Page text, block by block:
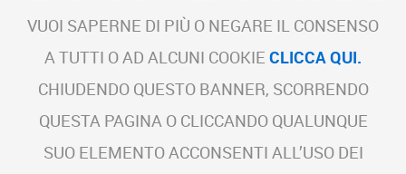
VUOI SAPERNE DI PIÙ O NEGARE IL CONSENSO
A TUTTI O AD ALCUNI COOKIE CLICCA QUI.
CHIUDENDO QUESTO BANNER, SCORRENDO
QUESTA PAGINA O CLICCANDO QUALUNQUE
SUO ELEMENTO ACCONSENTI ALL’USO DEI